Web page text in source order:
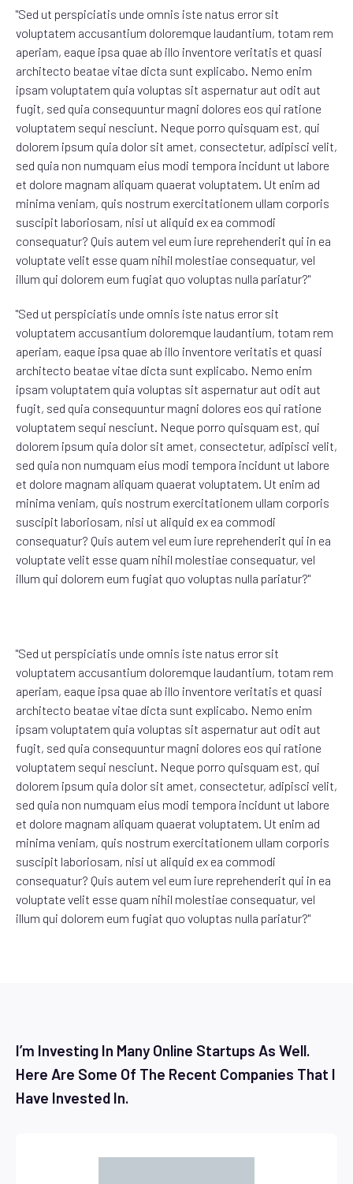
"Sed ut perspiciatis unde omnis iste natus error sit
voluptatem accusantium doloremque laudantium, totam rem
aperiam, eaque ipsa quae ab illo inventore veritatis et quasi
architecto beatae vitae dicta sunt explicabo. Nemo enim
ipsam voluptatem quia voluptas sit aspernatur aut odit aut
fugit, sed quia consequuntur magni dolores eos qui ratione
voluptatem sequi nesciunt. Neque porro quisquam est, qui
dolorem ipsum quia dolor sit amet, consectetur, adipisci velit,
sed quia non numquam eius modi tempora incidunt ut labore
et dolore magnam aliquam quaerat voluptatem. Ut enim ad
minima veniam, quis nostrum exercitationem ullam corporis
suscipit laboriosam, nisi ut aliquid ex ea commodi
consequatur? Quis autem vel eum iure reprehenderit qui in ea
voluptate velit esse quam nihil molestiae consequatur, vel
illum qui dolorem eum fugiat quo voluptas nulla pariatur?"
"Sed ut perspiciatis unde omnis iste natus error sit
voluptatem accusantium doloremque laudantium, totam rem
aperiam, eaque ipsa quae ab illo inventore veritatis et quasi
architecto beatae vitae dicta sunt explicabo. Nemo enim
ipsam voluptatem quia voluptas sit aspernatur aut odit aut
fugit, sed quia consequuntur magni dolores eos qui ratione
voluptatem sequi nesciunt. Neque porro quisquam est, qui
dolorem ipsum quia dolor sit amet, consectetur, adipisci velit,
sed quia non numquam eius modi tempora incidunt ut labore
et dolore magnam aliquam quaerat voluptatem. Ut enim ad
minima veniam, quis nostrum exercitationem ullam corporis
suscipit laboriosam, nisi ut aliquid ex ea commodi
consequatur? Quis autem vel eum iure reprehenderit qui in ea
voluptate velit esse quam nihil molestiae consequatur, vel
illum qui dolorem eum fugiat quo voluptas nulla pariatur?"
"Sed ut perspiciatis unde omnis iste natus error sit
voluptatem accusantium doloremque laudantium, totam rem
aperiam, eaque ipsa quae ab illo inventore veritatis et quasi
architecto beatae vitae dicta sunt explicabo. Nemo enim
ipsam voluptatem quia voluptas sit aspernatur aut odit aut
fugit, sed quia consequuntur magni dolores eos qui ratione
voluptatem sequi nesciunt. Neque porro quisquam est, qui
dolorem ipsum quia dolor sit amet, consectetur, adipisci velit,
sed quia non numquam eius modi tempora incidunt ut labore
et dolore magnam aliquam quaerat voluptatem. Ut enim ad
minima veniam, quis nostrum exercitationem ullam corporis
suscipit laboriosam, nisi ut aliquid ex ea commodi
consequatur? Quis autem vel eum iure reprehenderit qui in ea
voluptate velit esse quam nihil molestiae consequatur, vel
illum qui dolorem eum fugiat quo voluptas nulla pariatur?"
I’m Investing In Many Online Startups As Well.
Here Are Some Of The Recent Companies That I
Have Invested In.